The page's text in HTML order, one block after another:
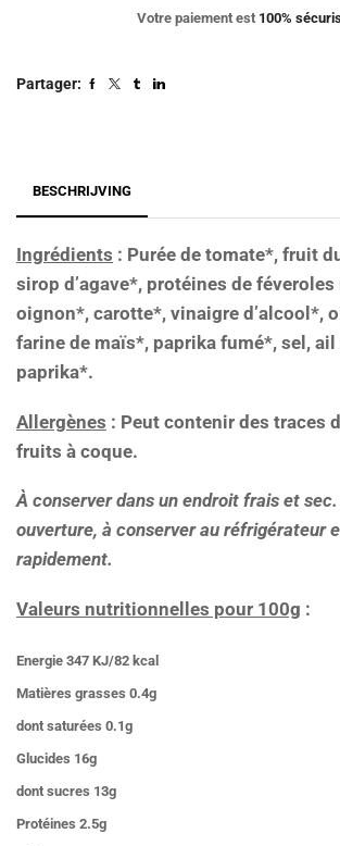
Votre paiement est 100%
Partager:
BESCHRIJVING
Ingrédients : Purée de tomate*, fruit
sirop d’agave*, protéines de
oignon*, carotte*, vinaigre d’alcool*,
farine de maïs*, paprika fumé*, sel,
paprika*.
Allergènes : Peut contenir des traces
fruits à coque.
À conserver dans un endroit frais et
ouverture, à conserver au réfrigérateur
rapidement.
Valeurs nutritionnelles pour 100g :
Energie 347 KJ/82 kcal
Matières grasses 0.4g
dont saturées 0.1g
Glucides 16g
dont sucres 13g
Protéines 2.5g